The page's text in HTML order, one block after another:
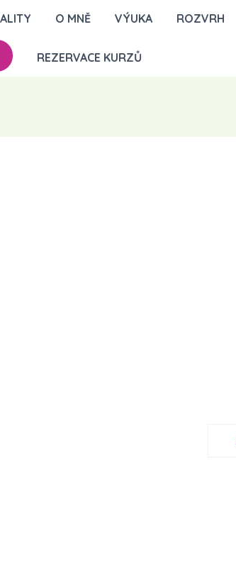
O MNĚ VÝUKA ROZVRH
REZERVACE KURZŮ